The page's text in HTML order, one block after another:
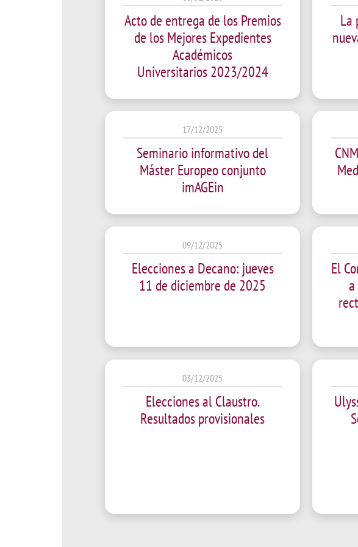
Career guidance
Announcements
Mailbox for complaints,
incidents
Acto de entrega de los Premios
de los Mejores Expedientes
Académicos
Universitarios 2023/2024
La
17/12/2025
Seminario informativo del
Máster Europeo conjunto
imAGEin
09/12/2025
Elecciones a Decano: jueves
11 de diciembre de 2025
El
03/12/2025
Elecciones al Claustro.
Resultados provisionales